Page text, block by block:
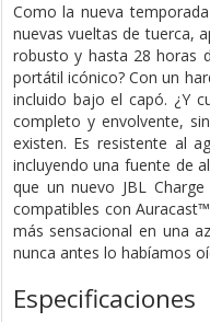
Como la nueva
nuevas vueltas de tuerca,
robusto y hasta 28 horas
portátil icónico? Con un
incluido bajo el capó. ¿Y
completo y envolvente,
existen. Es resistente al
incluyendo una fuente de
que un nuevo JBL
compatibles con
más sensacional en una
nunca antes lo habíamos
Especificaciones